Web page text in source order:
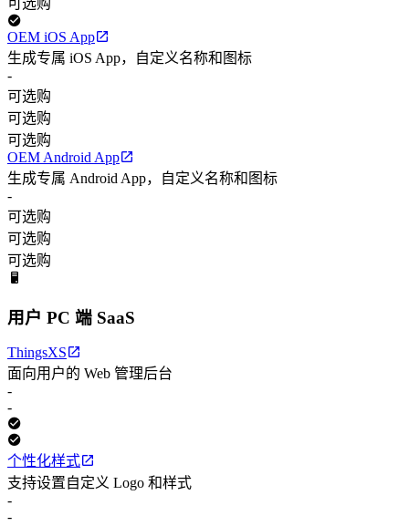
可选购
OEM iOS App
生成专属 iOS App，自定义名称和图标
-
可选购
可选购
可选购
OEM Android App
生成专属 Android App，自定义名称和图标
-
可选购
可选购
可选购
用户 PC 端 SaaS
ThingsXS
面向用户的 Web 管理后台
-
-
个性化样式
支持设置自定义 Logo 和样式
-
-